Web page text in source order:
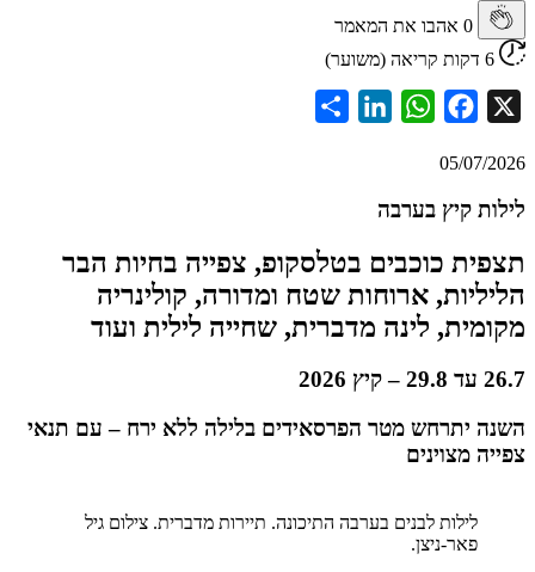
אהבו את המאמר
Facebook
WhatsApp
LinkedIn
Share
05/
קיץ בערבה
כוכבים בטלסקופ, צפייה בחיות הבר
ארוחות שטח ומדורה, קולינריה
לינה מדברית, שחייה לילית ועוד
יתרחש מטר הפרסאידים בלילה ללא ירח – עם תנאי
מצוינים
לילות לבנים בערבה התיכונה. תיירות מדברית. צילום גיל
פאר-ניצן.